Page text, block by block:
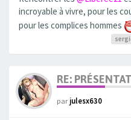
incroyable à vivre, pour les
pour les complices hommes
RE:
parjulesx630